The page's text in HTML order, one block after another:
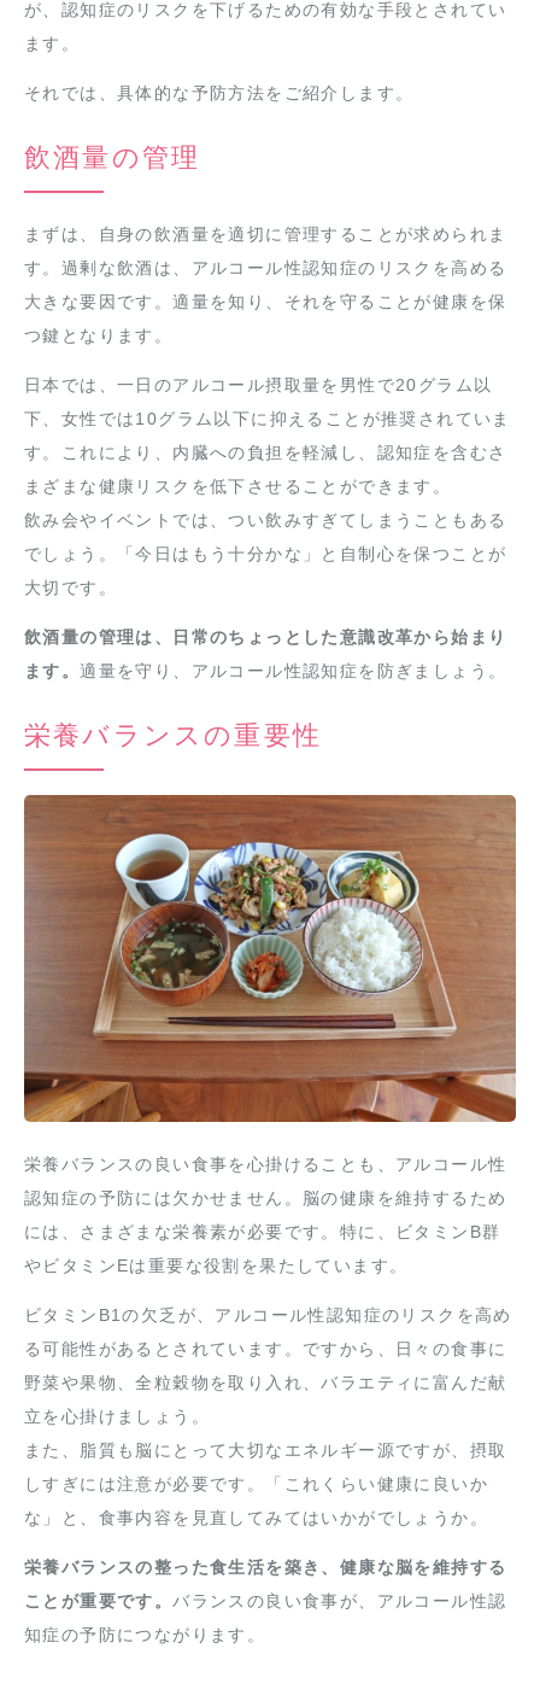
が、認知症のリスクを下げるための有効な手段とされてい
ます。
それでは、具体的な予防方法をご紹介します。
飲酒量の管理
まずは、自身の飲酒量を適切に管理することが求められま
す。過剰な飲酒は、アルコール性認知症のリスクを高める
大きな要因です。適量を知り、それを守ることが健康を保
つ鍵となります。
日本では、一日のアルコール摂取量を男性で20グラム以
下、女性では10グラム以下に抑えることが推奨されていま
す。これにより、内臓への負担を軽減し、認知症を含むさ
まざまな健康リスクを低下させることができます。
飲み会やイベントでは、つい飲みすぎてしまうこともある
でしょう。「今日はもう十分かな」と自制心を保つことが
大切です。
飲酒量の管理は、日常のちょっとした意識改革から始まり
ます。適量を守り、アルコール性認知症を防ぎましょう。
栄養バランスの重要性
栄養バランスの良い食事を心掛けることも、アルコール性
認知症の予防には欠かせません。脳の健康を維持するため
には、さまざまな栄養素が必要です。特に、ビタミンB群
やビタミンEは重要な役割を果たしています。
ビタミンB1の欠乏が、アルコール性認知症のリスクを高め
る可能性があるとされています。ですから、日々の食事に
野菜や果物、全粒穀物を取り入れ、バラエティに富んだ献
立を心掛けましょう。
また、脂質も脳にとって大切なエネルギー源ですが、摂取
しすぎには注意が必要です。「これくらい健康に良いか
な」と、食事内容を見直してみてはいかがでしょうか。
栄養バランスの整った食生活を築き、健康な脳を維持する
ことが重要です。バランスの良い食事が、アルコール性認
知症の予防につながります。